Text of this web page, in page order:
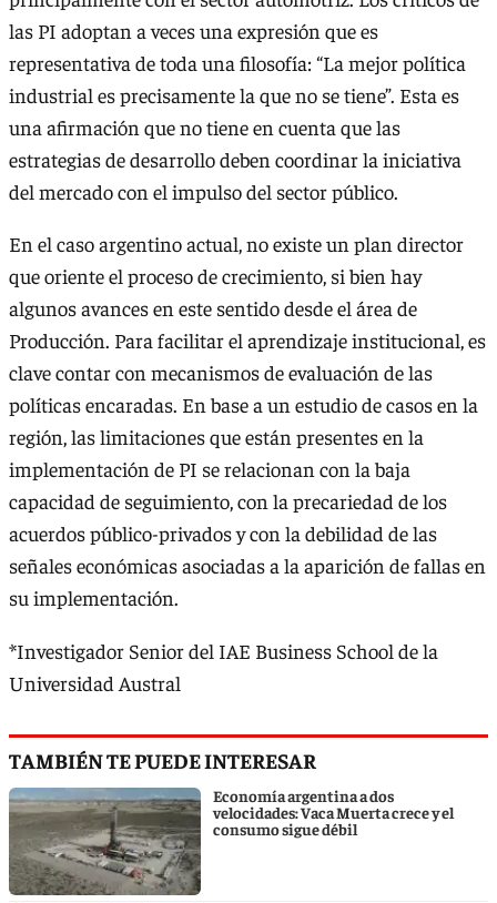
las PI adoptan a veces una expresión que es
representativa de toda una filosofía: “La mejor política
industrial es precisamente la que no se tiene”. Esta es
una afirmación que no tiene en cuenta que las
estrategias de desarrollo deben coordinar la iniciativa
del mercado con el impulso del sector público.
En el caso argentino actual, no existe un plan director
que oriente el proceso de crecimiento, si bien hay
algunos avances en este sentido desde el área de
Producción. Para facilitar el aprendizaje institucional, es
clave contar con mecanismos de evaluación de las
políticas encaradas. En base a un estudio de casos en la
región, las limitaciones que están presentes en la
implementación de PI se relacionan con la baja
capacidad de seguimiento, con la precariedad de los
acuerdos público-privados y con la debilidad de las
señales económicas asociadas a la aparición de fallas en
su implementación.
*Investigador Senior del IAE Business School de la
Universidad Austral
TAMBIÉN TE PUEDE INTERESAR
Economía argentina a dos
velocidades: Vaca Muerta crece y el
consumo sigue débil